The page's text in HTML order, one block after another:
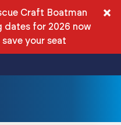
Craft Boatman
dates for 2026 now
your seat
×
EN
PLN